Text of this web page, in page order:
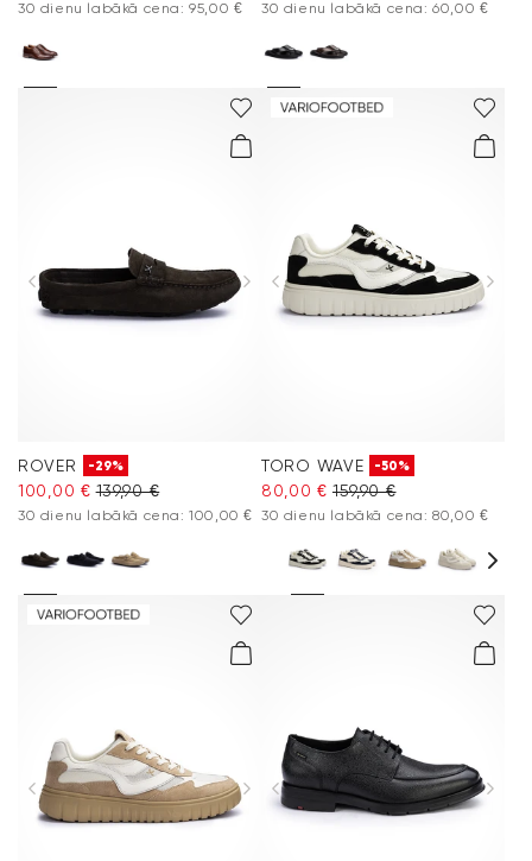
30 dienu labākā cena: 95,00 € 30 dienu labākā cena: 60,00 €
ROVER -29%
100,00 € 139,90 €
30 dienu labākā cena: 100,00 €
TORO WAVE -50%
80,00 € 159,90 €
30 dienu labākā cena: 80,00 €